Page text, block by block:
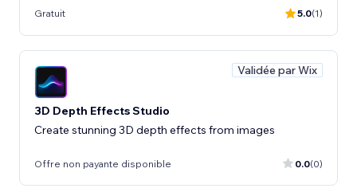
Gratuit 5.0(1)
Validée par Wix
3D Depth Effects Studio
Create stunning 3D depth effects from images
Offre non payante disponible 0.0(0)